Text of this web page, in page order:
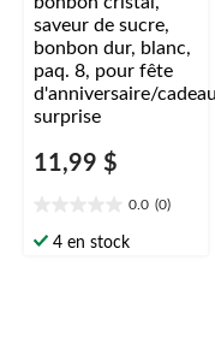
d'anniversaire/cadeau
-surprise
11,99 $
0.0 (0)
étoile(s)
4 en stock